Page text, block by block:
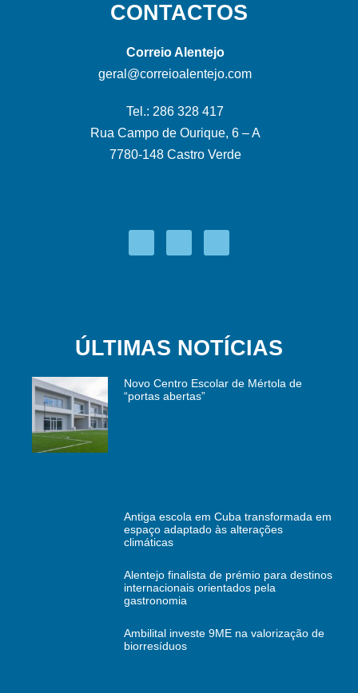
CONTACTOS
Correio Alentejo
geral@correioalentejo.com
Tel.: 286 328 417
Rua Campo de Ourique, 6 – A
7780-148 Castro Verde
ÚLTIMAS NOTÍCIAS
Novo Centro Escolar de Mértola de
“portas abertas”
Antiga escola em Cuba transformada em
espaço adaptado às alterações
climáticas
Alentejo finalista de prémio para destinos
internacionais orientados pela
gastronomia
Ambilital investe 9ME na valorização de
biorresíduos